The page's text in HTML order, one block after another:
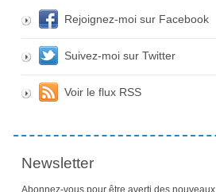
Rejoignez-moi sur Facebook
Suivez-moi sur Twitter
Voir le flux RSS
Newsletter
Abonnez-vous pour être averti des nouveaux